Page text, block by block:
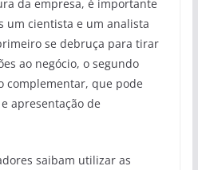
da empresa, é importante
um cientista e um analista
se debruça para tirar
ao negócio, o segundo
complementar, que pode
apresentação de
saibam utilizar as